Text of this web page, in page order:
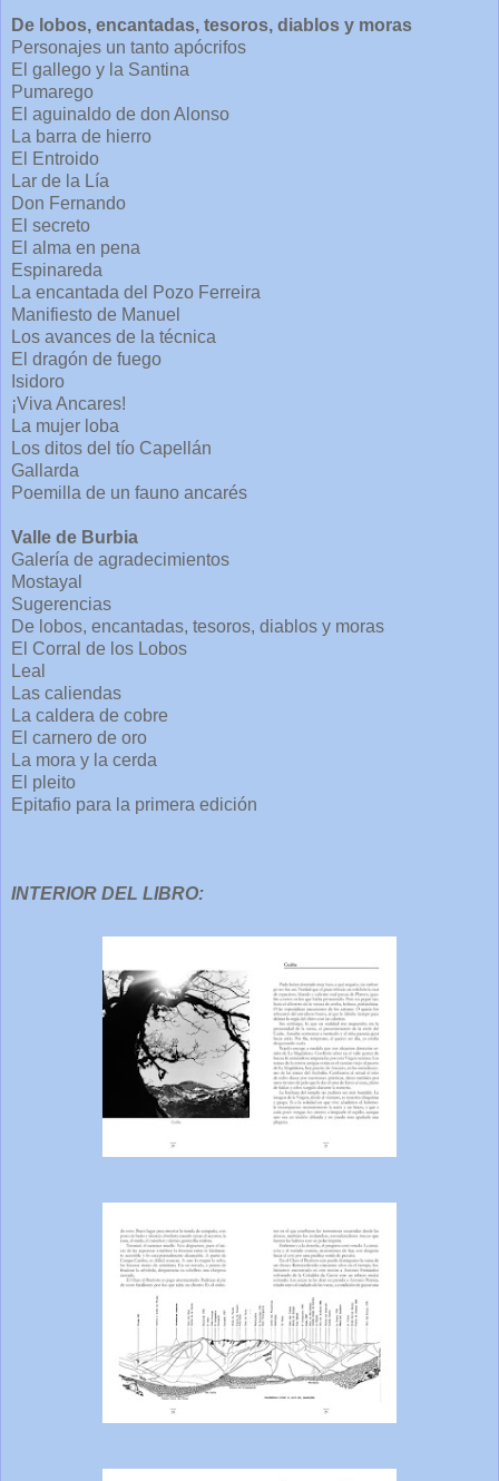
De lobos, encantadas, tesoros, diablos y moras
Personajes un tanto apócrifos
El gallego y la Santina
Pumarego
El aguinaldo de don Alonso
La barra de hierro
El Entroido
Lar de la Lía
Don Fernando
El secreto
El alma en pena
Espinareda
La encantada del Pozo Ferreira
Manifiesto de Manuel
Los avances de la técnica
El dragón de fuego
Isidoro
¡Viva Ancares!
La mujer loba
Los ditos del tío Capellán
Gallarda
Poemilla de un fauno ancarés
Valle de Burbia
Galería de agradecimientos
Mostayal
Sugerencias
De lobos, encantadas, tesoros, diablos y moras
El Corral de los Lobos
Leal
Las caliendas
La caldera de cobre
El carnero de oro
La mora y la cerda
El pleito
Epitafio para la primera edición
INTERIOR DEL LIBRO: